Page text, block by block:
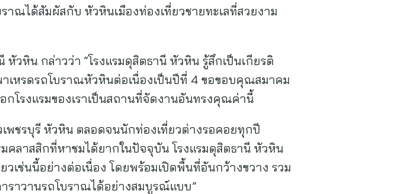
าณได้สัมผัสกับ หัวหินเมืองท่องเที่ยวชายทะเลที่สวยงาม
หิน กล่าวว่า “โรงแรมดุสิตธานี หัวหิน รู้สึกเป็นเกียรติ
เหรดรถโบราณหัวหินต่อเนื่องเป็นปีที่ 4 ขอขอบคุณสมาคม
กโรงแรมของเราเป็นสถานที่จัดงานอันทรงคุณค่านี้
พชรบุรี หัวหิน ตลอดจนนักท่องเที่ยวต่างรอคอยทุกปี
คลาสสิกที่หาชมได้ยากในปัจจุบัน โรงแรมดุสิตธานี หัวหิน
เช่นนี้อย่างต่อเนื่อง โดยพร้อมเปิดพื้นที่อันกว้างขวาง รวม
ราวานรถโบราณได้อย่างสมบูรณ์แบบ”